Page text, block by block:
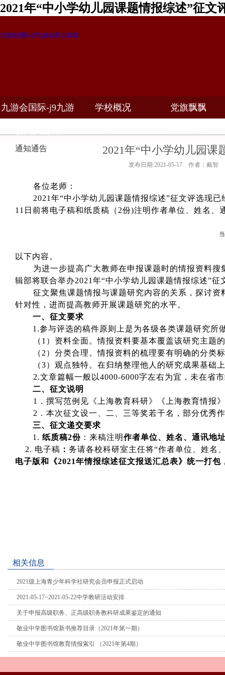
2021年“中小学幼儿园课题情报综述”征文
九游会国际-j9九游会真人游戏
九游会国际-j9九游 学校概况 党旗飘飘
通知通告 2021年“中小学幼儿园课
发布日期:2021-05-17 作者：戴智
各位老师：
2021 年“中小学幼儿园课题情报综述”征文评选现
11日前将电子稿和纸质稿（2份)注明作者单位、姓名、
以下内容。
为进一步提高广大教师在申报课题时的情报资料
辑部将联合举办2021 年“中小学幼儿园课题情报综述”
征文聚焦课题情报与课题研究内容的关系，探讨
针对性，进而提高教师开展课题研究的水平。
一、征文要求
1.参与评选的稿件原则上是为各级各类课题研究所
（ 1 ）资料全面。情报资料要基本覆盖该研究主题
（ 2 ）分类合理。情报资料的梳理要有明确的分类
（3）观点独特。在归纳整理他人的研究成果基础
2.文章篇幅一般以4000-6000字左右为宜，未在省
二、征文说明
1
．撰写范例见《上海教育科研》《上海教育情报
2 ．本次征文设一、二、三等奖若干名，部分优秀
三、征文递交要求
1.纸质稿2份 ：来稿注明作者单位、姓名、通讯地
2. 电子稿 ： 务请各校科研室主任将“作者单位、姓名
电子版和《2021年情报综述征文报送汇总表》统一打包
相关信息
2021级上海青少年科学社研究会员申报正式启动
2021-05-17~2021-05-22中学教研活动安排
关于申报高级职务、正高级职务教科研成果鉴定的通知
敬业中学图书馆新书推荐目录（2021年第一期）
敬业中学图书馆教育情报索引 （2021年第4期）